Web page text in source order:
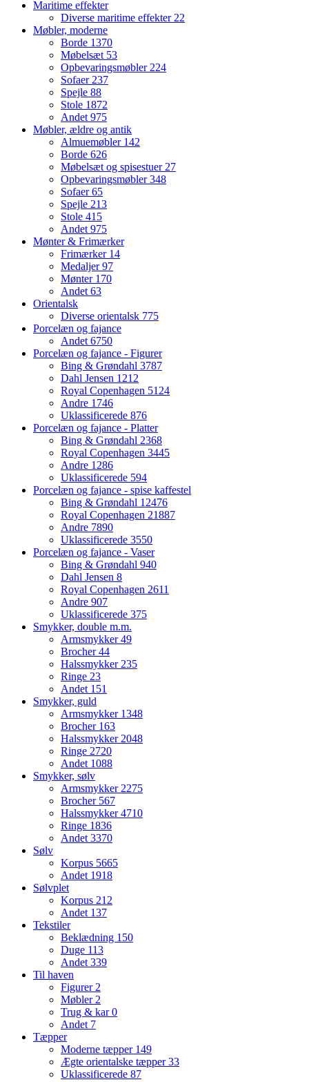
Maritime effekter
Diverse maritime effekter22
Møbler, moderne
Borde 1370
Møbelsæt 53
Opbevaringsmøbler224
Sofaer237
Spejle 88
Stole 1872
Andet975
Møbler, ældre og antik
Almuemøbler 142
Borde 626
Møbelsæt og spisestuer27
Opbevaringsmøbler348
Sofaer65
Spejle 213
Stole 415
Andet975
Mønter & Frimærker
Frimærker 14
Medaljer97
Mønter 170
Andet63
Orientalsk
Diverse orientalsk 775
Porcelæn og fajance
Andet6750
Porcelæn og fajance - Figurer
Bing & Grøndahl 3787
Dahl Jensen 1212
Royal Copenhagen 5124
Andre 1746
Uklassificerede 876
Porcelæn og fajance - Platter
Bing & Grøndahl 2368
Royal Copenhagen 3445
Andre 1286
Uklassificerede 594
Porcelæn og fajance - spise kaffestel
Bing & Grøndahl 12476
Royal Copenhagen 21887
Andre 7890
Uklassificerede 3550
Porcelæn og fajance - Vaser
Bing & Grøndahl 940
Dahl Jensen 8
Royal Copenhagen 2611
Andre 907
Uklassificerede 375
Smykker, double m.m.
Armsmykker49
Brocher44
Halssmykker235
Ringe 23
Andet 151
Smykker, guld
Armsmykker 1348
Brocher 163
Halssmykker2048
Ringe 2720
Andet 1088
Smykker, sølv
Armsmykker2275
Brocher 567
Halssmykker4710
Ringe 1836
Andet3370
Sølv
Korpus 5665
Andet 1918
Sølvplet
Korpus 212
Andet 137
Tekstiler
Beklædning 150
Duge 113
Andet339
Til haven
Figurer2
Møbler2
Trug & kar0
Andet 7
Tæpper
Moderne tæpper 149
Ægte orientalske tæpper33
Uklassificerede 87